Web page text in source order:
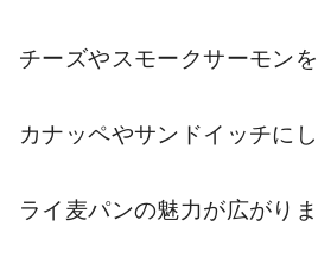
チーズやスモークサーモン
カナッペやサンドイッチに
ライ麦パンの魅力が広がり